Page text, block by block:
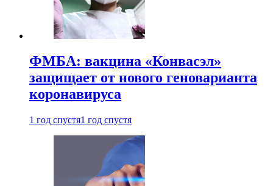
ФМБА: вакцина «Конвасэл»
защищает от нового геноварианта
коронавируса
1 год спустя1 год спустя